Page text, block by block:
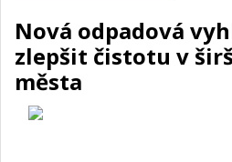
Nová odpadová
zlepšit čistotu v
města